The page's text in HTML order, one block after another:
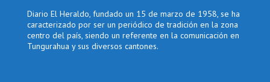
Diario El Heraldo, fundado un 15 de marzo de 1958, se ha
caracterizado por ser un periódico de tradición en la zona
centro del país, siendo un referente en la comunicación en
Tungurahua y sus diversos cantones.